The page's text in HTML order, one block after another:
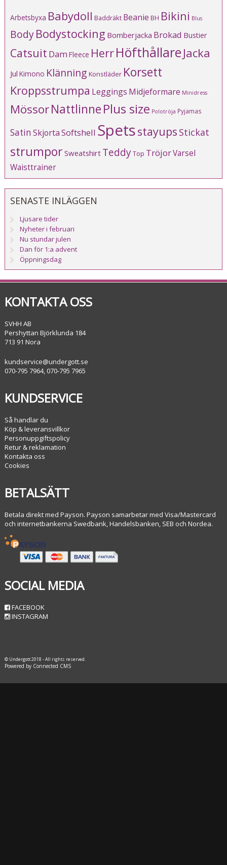
Arbetsbyxa Babydoll Baddräkt Beanie BH Bikini Blus
BodyBodystocking Bomberjacka Brokad Bustier
Catsuit Dam Fleece HerrHöfthållare Jacka
Jul Kimono Klänning Konstläder Korsett
Kroppsstrumpa Leggings Midjeformare Minidress
MössorNattlinnePlus size Polotröja Pyjamas
SatinSkjortaSoftshell Spetsstayups Stickat
strumporSweatshirt TeddyTop TröjorVarsel
Waisttrainer
SENASTE INLÄGGEN
Ljusare tider
Nyheter i februari
Nu stundar julen
Dan för 1:a advent
Öppningsdag
KONTAKTA OSS
SVHH AB
Pershyttan Björklunda 184
713 91 Nora
kundservice@undergott.se
070-795 7964, 070-795 7965
KUNDSERVICE
Så handlar du
Köp & leveransvillkor
Personuppgiftspolicy
Retur & reklamation
Kontakta oss
Cookies
BETALSÄTT
Betala direkt med Payson. Payson samarbetar med Visa/Mastercard
och internetbankerna Swedbank, Handelsbanken, SEB och Nordea.
SOCIAL MEDIA
FACEBOOK
INSTAGRAM
© Undergott 2018 - All rights reserved.
Powered by Connected CMS